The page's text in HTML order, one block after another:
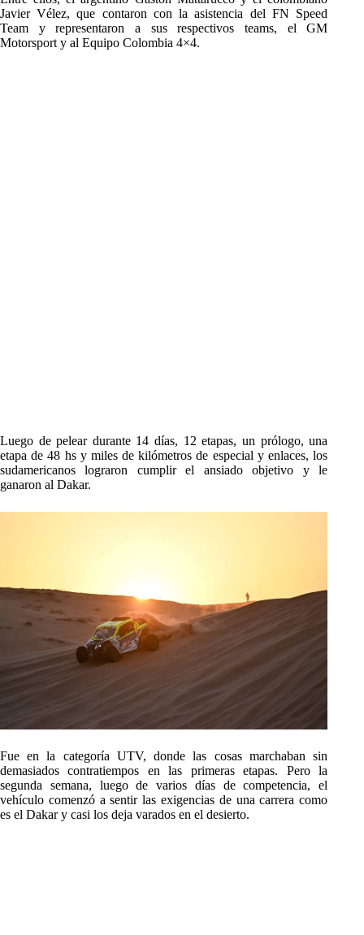
Javier Vélez, que contaron con la asistencia del FN Speed
Team y representaron a sus respectivos teams, el GM
Motorsport y al Equipo Colombia 4×4.
Luego de pelear durante 14 días, 12 etapas, un prólogo, una
etapa de 48 hs y miles de kilómetros de especial y enlaces, los
sudamericanos lograron cumplir el ansiado objetivo y le
ganaron al Dakar.
Fue en la categoría UTV, donde las cosas marchaban sin
demasiados contratiempos en las primeras etapas. Pero la
segunda semana, luego de varios días de competencia, el
vehículo comenzó a sentir las exigencias de una carrera como
es el Dakar y casi los deja varados en el desierto.